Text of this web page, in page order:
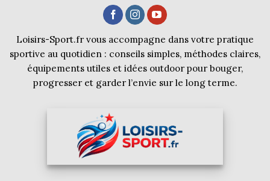
Loisirs-Sport.fr vous accompagne dans votre pratique
sportive au quotidien : conseils simples, méthodes claires,
équipements utiles et idées outdoor pour bouger,
progresser et garder l’envie sur le long terme.